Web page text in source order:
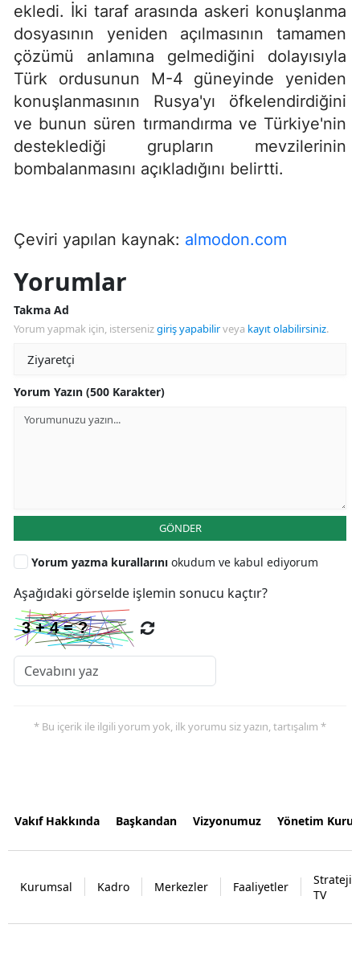
ekledi. İki taraf arasında askeri konuşlanma
dosyasının yeniden açılmasının tamamen
çözümü anlamına gelmediğini dolayısıyla
Türk ordusunun M-4 güneyinde yeniden
konuşlanmasının Rusya'yı öfkelendirdiğini
ve bunun süren tırmandırma ve Türkiye'nin
desteklediği grupların mevzilerinin
bombalanmasını açıkladığını belirtti.
Çeviri yapılan kaynak: almodon.com
Yorumlar
Takma Ad
Yorum yapmak için, istersenizgiriş yapabilirveya kayıt olabilirsiniz.
Yorum Yazın (500 Karakter)
GÖNDER
Yorum yazma kurallarını okudum ve kabul ediyorum
Aşağıdaki görselde işlemin sonucu kaçtır?
* Bu içerik ile ilgili yorum yok, ilk yorumu siz yazın, tartışalım *
Vakıf Hakkında Başkandan Vizyonumuz Yönetim
Kurumsal Kadro Merkezler Faaliyetler
Strateji
TV